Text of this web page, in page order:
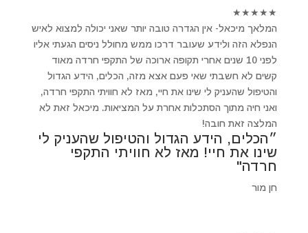
★
★
★
★
★
המלאך מיכאל- אין הגדרה טובה יותר שאני יכולה למצוא לאיש
הנפלא הזה ולידע שעובר דרכו ממש מחולל ניסים הגעתי אליו
לפני 10 שנים אחרי תקופה ארוכה של התקפי חרדה מאוד
קשים לא חשבתי שאי פעם אצא מזה, הכלים, הידע הגדול
והטיפול שהעניק לי שינו את חיי, מאז לא חוויתי התקפי חרדה,
ואני חיה מתוך הסתכלות אחרת על המציאות. מיכאל זאת לא
המלצה זאת חובה!
״הכלים, הידע הגדול והטיפול שהעניק לי
שינו את חיי! מאז לא חוויתי התקפי
חרדה"
חן מור